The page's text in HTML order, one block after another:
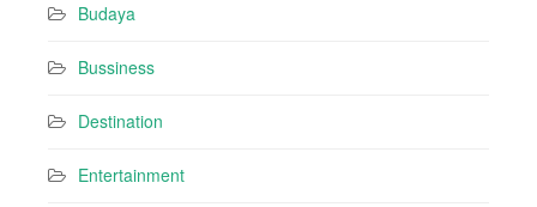
Budaya
Bussiness
Destination
Entertainment